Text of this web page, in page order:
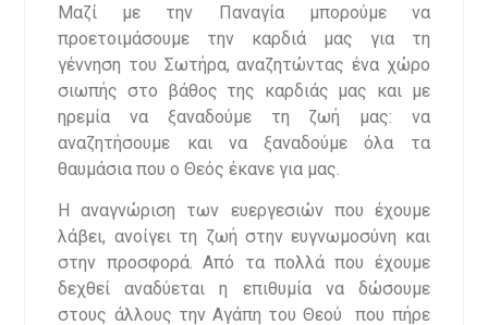
Μαζί με την Παναγία μπορούμε να
προετοιμάσουμε την καρδιά μας για τη
γέννηση του Σωτήρα, αναζητώντας ένα χώρο
σιωπής στο βάθος της καρδιάς μας και με
ηρεμία να ξαναδούμε τη ζωή μας: να
αναζητήσουμε και να ξαναδούμε όλα τα
θαυμάσια που ο Θεός έκανε για μας.
Η αναγνώριση των ευεργεσιών που έχουμε
λάβει, ανοίγει τη ζωή στην ευγνωμοσύνη και
στην προσφορά. Από τα πολλά που έχουμε
δεχθεί αναδύεται η επιθυμία να δώσουμε
στους άλλους την Αγάπη του Θεού που πήρε